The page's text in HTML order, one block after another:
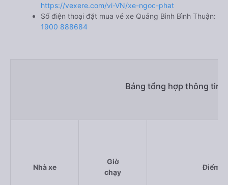
https://vexere.com/vi-VN/xe-ngoc-phat
Số điện thoại đặt mua vé xe Quảng Bình Bình Thuận:
1900 888684
Bảng tổng hợp thông tin
Nhà xe
Giờ
chạy
Điểm đi